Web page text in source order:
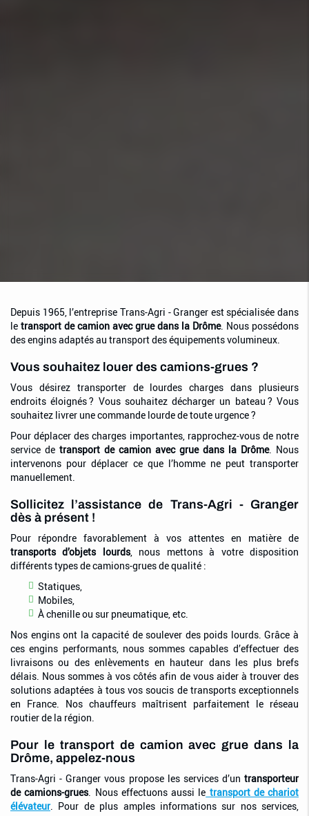
Depuis 1965, l’entreprise Trans-Agri - Granger est spécialisée dans
le transport de camion avec grue dans la Drôme. Nous possédons
des engins adaptés au transport des équipements volumineux.
Vous souhaitez louer des camions-grues ?
Vous désirez transporter de lourdes charges dans plusieurs
endroits éloignés ? Vous souhaitez décharger un bateau ? Vous
souhaitez livrer une commande lourde de toute urgence ?
Pour déplacer des charges importantes, rapprochez-vous de notre
service de transport de camion avec grue dans la Drôme. Nous
intervenons pour déplacer ce que l’homme ne peut transporter
manuellement.
Sollicitez l’assistance de Trans-Agri - Granger
dès à présent !
Pour répondre favorablement à vos attentes en matière de
transports d’objets lourds, nous mettons à votre disposition
différents types de camions-grues de qualité :
Statiques,
Mobiles,
À chenille ou sur pneumatique, etc.
Nos engins ont la capacité de soulever des poids lourds. Grâce à
ces engins performants, nous sommes capables d’effectuer des
livraisons ou des enlèvements en hauteur dans les plus brefs
délais. Nous sommes à vos côtés afin de vous aider à trouver des
solutions adaptées à tous vos soucis de transports exceptionnels
en France. Nos chauffeurs maîtrisent parfaitement le réseau
routier de la région.
Pour le transport de camion avec grue dans la
Drôme, appelez-nous
Trans-Agri - Granger vous propose les services d’un transporteur
de camions-grues. Nous effectuons aussi le transport de chariot
élévateur. Pour de plus amples informations sur nos services,